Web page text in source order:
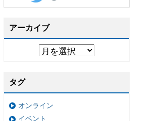
アーカイブ
タグ
オンライン
イベント